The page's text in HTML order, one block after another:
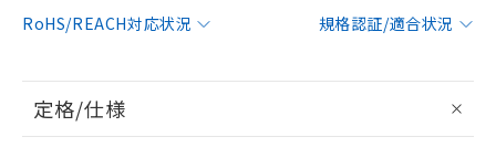
RoHS/REACH対応状況
規格認証/適合状況
定格/仕様